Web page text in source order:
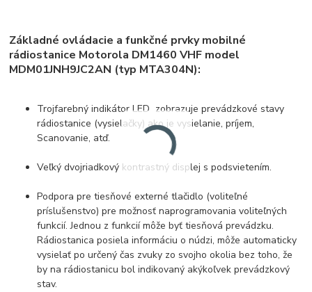
Základné ovládacie a funkčné prvky mobilné
rádiostanice Motorola DM1460 VHF model
MDM01JNH9JC2AN (typ MTA304N):
Trojfarebný indikátor LED zobrazuje prevádzkové stavy
rádiostanice (vysielačky) ako je vysielanie, príjem,
Scanovanie, atď.
Veľký dvojriadkový kontrastný displej s podsvietením.
Podpora pre tiesňové externé tlačidlo (voliteľné
príslušenstvo) pre možnosť naprogramovania voliteľných
funkcií. Jednou z funkcií môže byť tiesňová prevádzku.
Rádiostanica posiela informáciu o núdzi, môže automaticky
vysielať po určený čas zvuky zo svojho okolia bez toho, že
by na rádiostanicu bol indikovaný akýkoľvek prevádzkový
stav.